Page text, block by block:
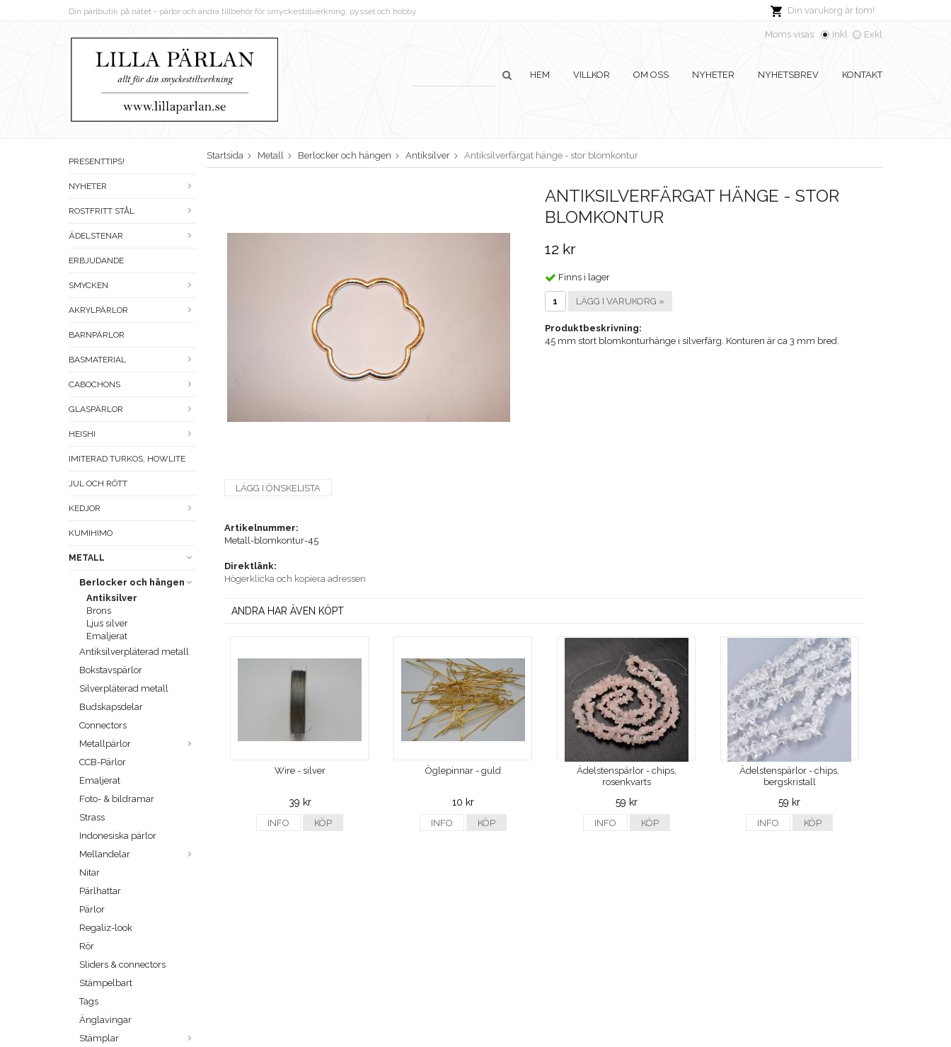
Din varukorg är tom!
Din pärlbutik på nätet - pärlor och andra tillbehör för smyckestillverkning, pyssel och hobby
Moms visas: Inkl Exkl
HEM VILLKOR OM OSS NYHETER NYHETSBREV KONTAKT
PRESENTTIPS!
NYHETER
ROSTFRITT STÅL
ÄDELSTENAR
ERBJUDANDE
SMYCKEN
AKRYLPÄRLOR
BARNPÄRLOR
BASMATERIAL
CABOCHONS
GLASPÄRLOR
HEISHI
IMITERAD TURKOS, HOWLITE
JUL OCH RÖTT
KEDJOR
KUMIHIMO
METALL
Berlocker och hängen
Antiksilver
Brons
Ljus silver
Emaljerat
Antiksilverpläterad metall
Bokstavspärlor
Silverpläterad metall
Budskapsdelar
Connectors
Metallpärlor
CCB-Pärlor
Emaljerat
Foto- & bildramar
Strass
Indonesiska pärlor
Mellandelar
Nitar
Pärlhattar
Pärlor
Regaliz-look
Rör
Sliders & connectors
Stämpelbart
Tags
Änglavingar
Stämplar
Startsida Metall Berlocker och hängen Antiksilver Antiksilverfärgat hänge - stor blomkontur
ANTIKSILVERFÄRGAT HÄNGE - STOR
BLOMKONTUR
12 kr
Finns i lager
LÄGG I VARUKORG »
Produktbeskrivning:
45 mm stort blomkonturhänge i silverfärg. Konturen är ca 3 mm bred.
LÄGG I ÖNSKELISTA
Artikelnummer:
Metall-blomkontur-45
Direktlänk:
Högerklicka och kopiera adressen
ANDRA HAR ÄVEN KÖPT
Wire - silver
39 kr
INFO KÖP
Öglepinnar - guld
10 kr
INFO KÖP
Ädelstenspärlor - chips,
rosenkvarts
59 kr
INFO KÖP
Ädelstenspärlor - chips,
bergskristall
59 kr
INFO KÖP